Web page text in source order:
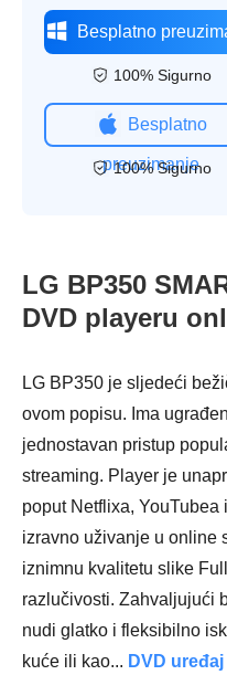
Besplatno
100% Sigurno
Besplatno
preuzimanje
100% Sigurno
LG BP350
DVD playeru
LG BP350 je sljedeći
ovom popisu. Ima
jednostavan pristup
streaming. Player je
poput Netflixa,
izravno uživanje u online
iznimnu kvalitetu slike
razlučivosti. Zahvaljujući
nudi glatko i fleksibilno
kuće ili kao... DVD